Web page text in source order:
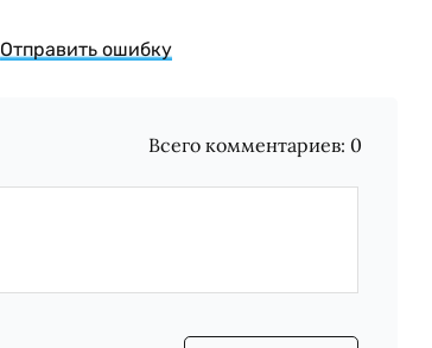
Отправить ошибку
Всего комментариев: 0